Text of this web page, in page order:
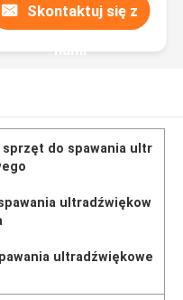
Skontaktuj się z
nami
sprzęt do spawania ultr
ultradźwiękow
ultradźwiękowe